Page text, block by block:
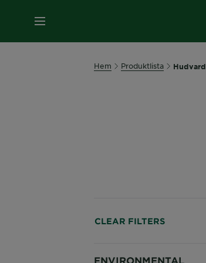
MENY
Hem Produktlista Hudvard
CLEAR FILTERS
ENVIRONMENTAL